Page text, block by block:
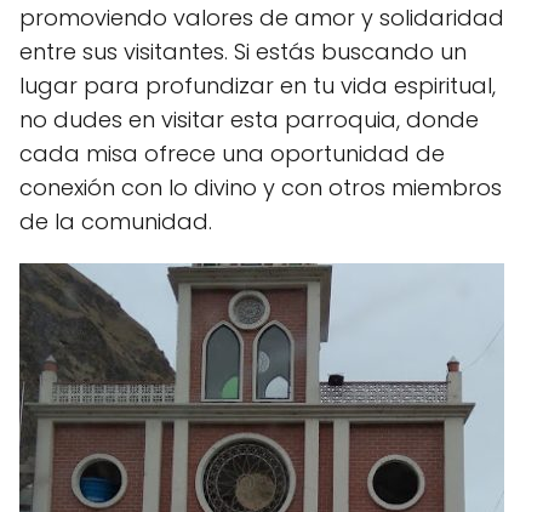
promoviendo valores de amor y solidaridad
entre sus visitantes. Si estás buscando un
lugar para profundizar en tu vida espiritual,
no dudes en visitar esta parroquia, donde
cada misa ofrece una oportunidad de
conexión con lo divino y con otros miembros
de la comunidad.